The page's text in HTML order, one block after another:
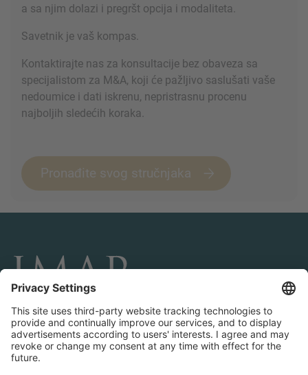
a sa njim dolazi i pregršt opcija i modaliteta.
Savetnik je vaš kompas.
Kontaktirajte nas za konsultacije bez obaveza sa
specijalistom za M&A, koji će pažljivo saslušati vaše
nedoumice i dati iskrenu, nepristrasnu procenu
najboljih sledećih koraka.
Pronađite svog stručnjaka
POVEŽITE SE I PRATITE NAS